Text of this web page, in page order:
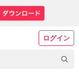
ログイン